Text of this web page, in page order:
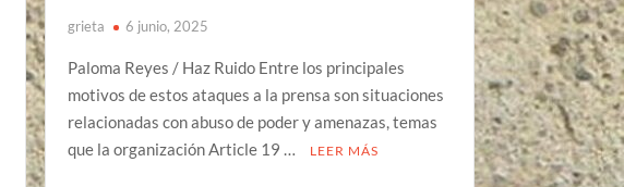
grieta 6 junio, 2025
Paloma Reyes / Haz Ruido Entre los principales
motivos de estos ataques a la prensa son situaciones
relacionadas con abuso de poder y amenazas, temas
que la organización Article 19 …
LEER MÁS